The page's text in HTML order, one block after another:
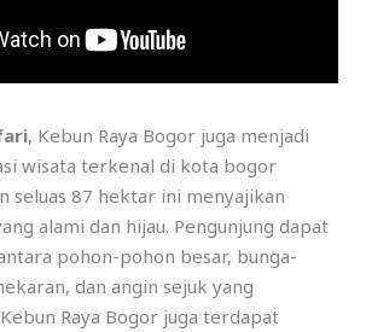
, Kebun Raya Bogor juga menjadi
wisata terkenal di kota bogor
seluas 87 hektar ini menyajikan
alami dan hijau. Pengunjung dapat
pohon-pohon besar, bunga-
dan angin sejuk yang
Raya Bogor juga terdapat